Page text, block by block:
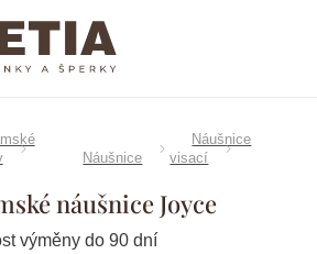
Náušnice
Náušnice
visací
náušnice Joyce
výměny do 90 dní